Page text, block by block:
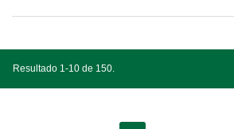
Resultado 1-10 de 150.